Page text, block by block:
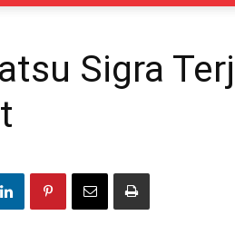
Sigra